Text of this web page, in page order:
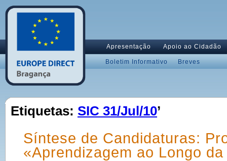
Apresentação Apoio ao Cidadão
Boletim Informativo Breves
Etiquetas: SIC 31/Jul/10’
Síntese de Candidaturas:
«Aprendizagem ao Longo da